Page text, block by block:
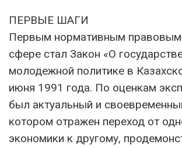
ПЕРВЫЕ ШАГИ
Первым нормативным правовым
сфере стал Закон «О
молодежной политике в
июня 1991 года. По оценкам
был актуальный и
котором отражен переход от
экономики к другому,